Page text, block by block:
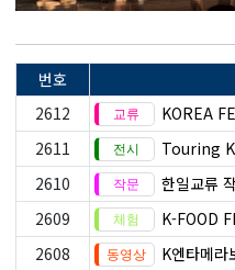
번호
2612
KOREA
2611
Touring
2610
한일교류
2609
K-FOOD
2608
K엔타메라